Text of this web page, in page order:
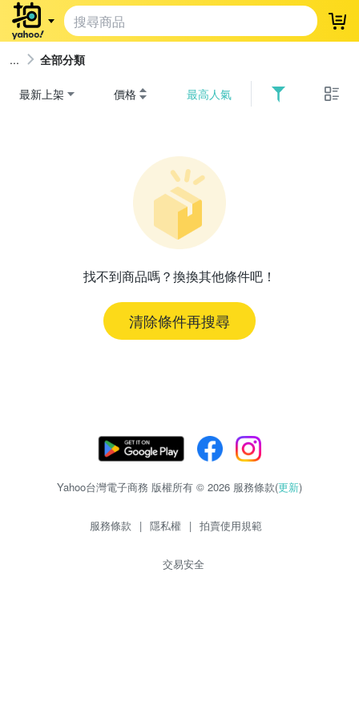
登
全部分類
最新上架 價格 最高人氣
找不到商品嗎？換換其他條件吧！
清除條件再搜尋
Yahoo台灣電子商務 版權所有 © 2026 服務條款(更新)
服務條款 | 隱私權 | 拍賣使用規範
交易安全